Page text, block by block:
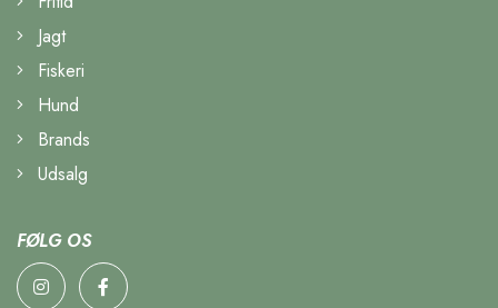
Jagt
Fiskeri
Hund
Brands
Udsalg
FØLG OS